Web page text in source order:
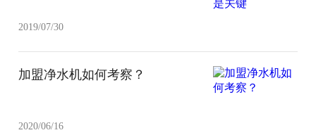
2019/07/30
加盟净水机如何考察？
2020/06/16